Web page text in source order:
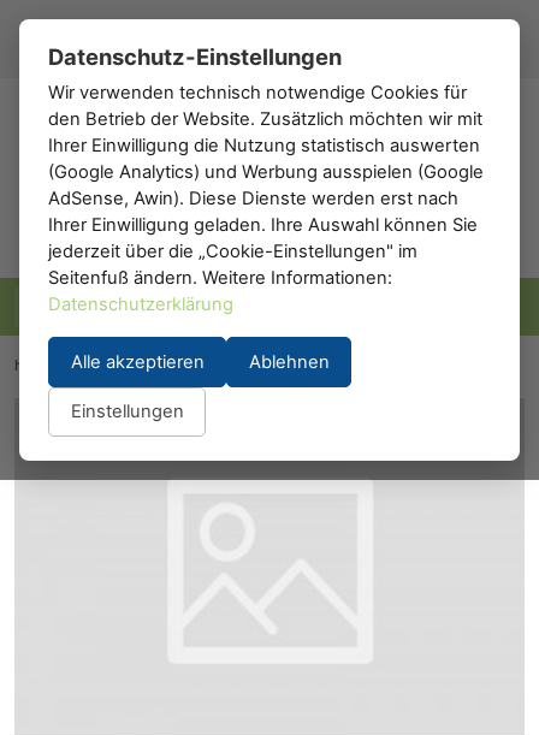
h0 .de
h0.eu Gebäude / Wohnhäuser / Faller 194351: Klosterkirche
Datenschutz-Einstellungen
Wir verwenden technisch notwendige Cookies für
den Betrieb der Website. Zusätzlich möchten wir mit
Ihrer Einwilligung die Nutzung statistisch auswerten
(Google Analytics) und Werbung ausspielen (Google
AdSense, Awin). Diese Dienste werden erst nach
Ihrer Einwilligung geladen. Ihre Auswahl können Sie
jederzeit über die „Cookie-Einstellungen" im
Seitenfuß ändern. Weitere Informationen:
Datenschutzerklärung
Alle akzeptieren Ablehnen
Einstellungen